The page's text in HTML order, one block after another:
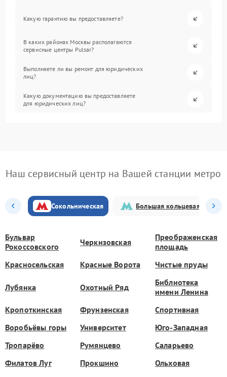
Какую гарантию вы предоставляете?
В каких районах Москвы располагаются
сервисные центры Pulsar?
Выполняете ли вы ремонт для юридических
лиц?
Какую документацию вы предоставляете
для юридических лиц?
Наш сервисный центр на Вашей станции метро
Сокольническая Большая кольцевая
Бульвар
Рокоссовского
Черкизовская
Преображенская
площадь
Красносельская
Красные Ворота Чистые пруды
Лубянка Охотный Ряд
Библиотека
имени Ленина
Кропоткинская
Фрунзенская
Спортивная
Воробьёвы горы
Университет
Юго-Западная
Тропарёво
Румянцево
Саларьево
Филатов Луг
Прокшино
Ольховая